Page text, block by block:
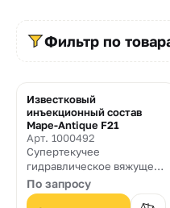
Проектировщикам
Калькуляторы
Контакты
8
800
Фильтр по
Известковый
инъекционный состав
Mape-Antique F21
Арт. 1000492
Супертекучее
гидравлическое вяжущее
с наполнителями,
устойчивое к воздействию
По запросу